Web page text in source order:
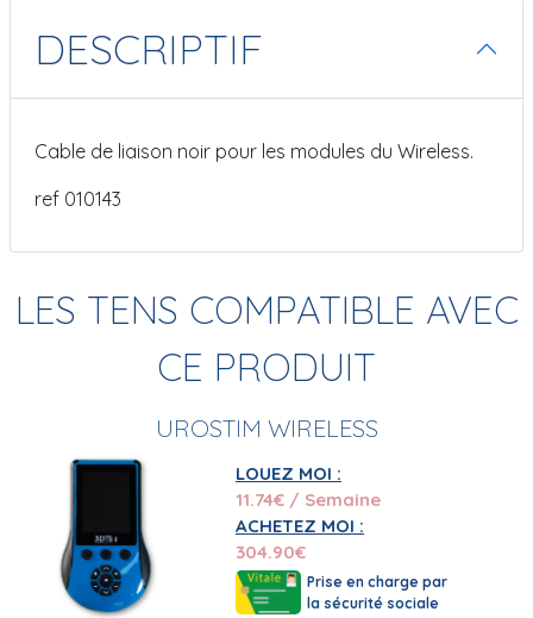
DESCRIPTIF
Cable de liaison noir pour les modules du Wireless.
ref 010143
LES TENS COMPATIBLE AVEC
CE PRODUIT
UROSTIM WIRELESS
LOUEZ MOI :
11.74€ / Semaine
ACHETEZ MOI :
304.90€
Prise en charge par
la sécurité sociale